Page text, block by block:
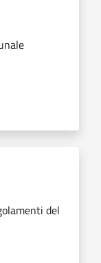
del